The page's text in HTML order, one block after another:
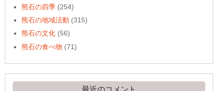
熊石の四季 (254)
熊石の地域活動 (315)
熊石の文化 (56)
熊石の食べ物 (71)
最近のコメント